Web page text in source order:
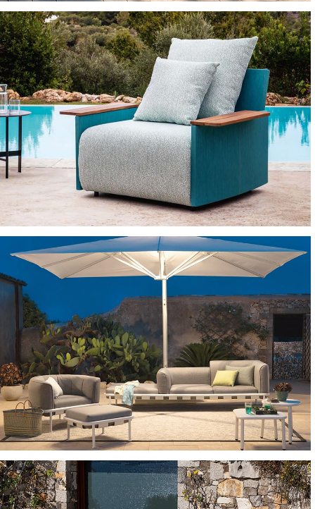
TAVOLI GRANDI
SEDIE E POLTRONCINE
OMBRELLONI E GAZEBO